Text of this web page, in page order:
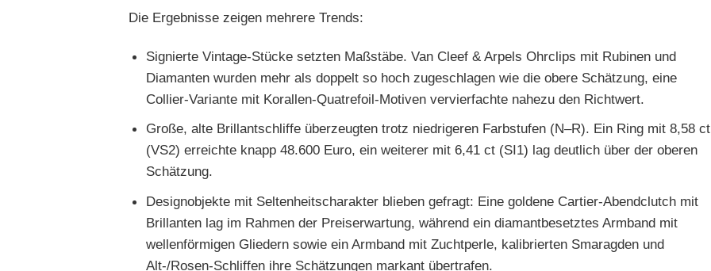
Die Ergebnisse zeigen mehrere Trends:
Signierte Vintage-Stücke setzten Maßstäbe. Van Cleef & Arpels Ohrclips mit Rubinen und
Diamanten wurden mehr als doppelt so hoch zugeschlagen wie die obere Schätzung, eine
Collier-Variante mit Korallen-Quatrefoil-Motiven vervierfachte nahezu den Richtwert.
Große, alte Brillantschliffe überzeugten trotz niedrigeren Farbstufen (N–R). Ein Ring mit 8,58 ct
(VS2) erreichte knapp 48.600 Euro, ein weiterer mit 6,41 ct (SI1) lag deutlich über der oberen
Schätzung.
Designobjekte mit Seltenheitscharakter blieben gefragt: Eine goldene Cartier-Abendclutch mit
Brillanten lag im Rahmen der Preiserwartung, während ein diamantbesetztes Armband mit
wellenförmigen Gliedern sowie ein Armband mit Zuchtperle, kalibrierten Smaragden und
Alt-/Rosen-Schliffen ihre Schätzungen markant übertrafen.